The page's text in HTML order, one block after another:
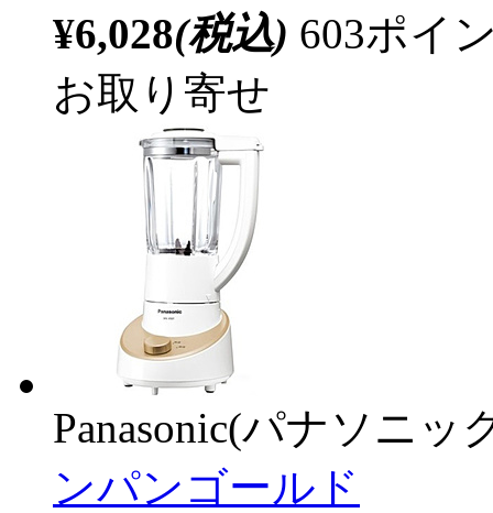
¥6,028(税込) 603ポイ
お取り寄せ
Panasonic(パナソニッ
ンパンゴールド